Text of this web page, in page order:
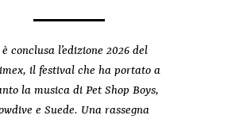
è conclusa l’edizione 2026 del
il festival che ha portato a
la musica di Pet Shop Boys,
e Suede. Una rassegna